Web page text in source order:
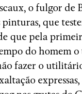
o fulgor de
pinturas, que
que pela
do homem
fazer o